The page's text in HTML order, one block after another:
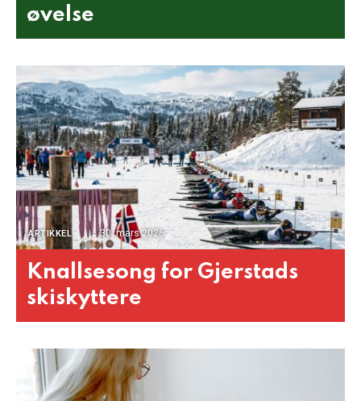
øvelse
ARTIKKEL 30. mars 2026
Knallsesong for Gjerstads
skiskyttere